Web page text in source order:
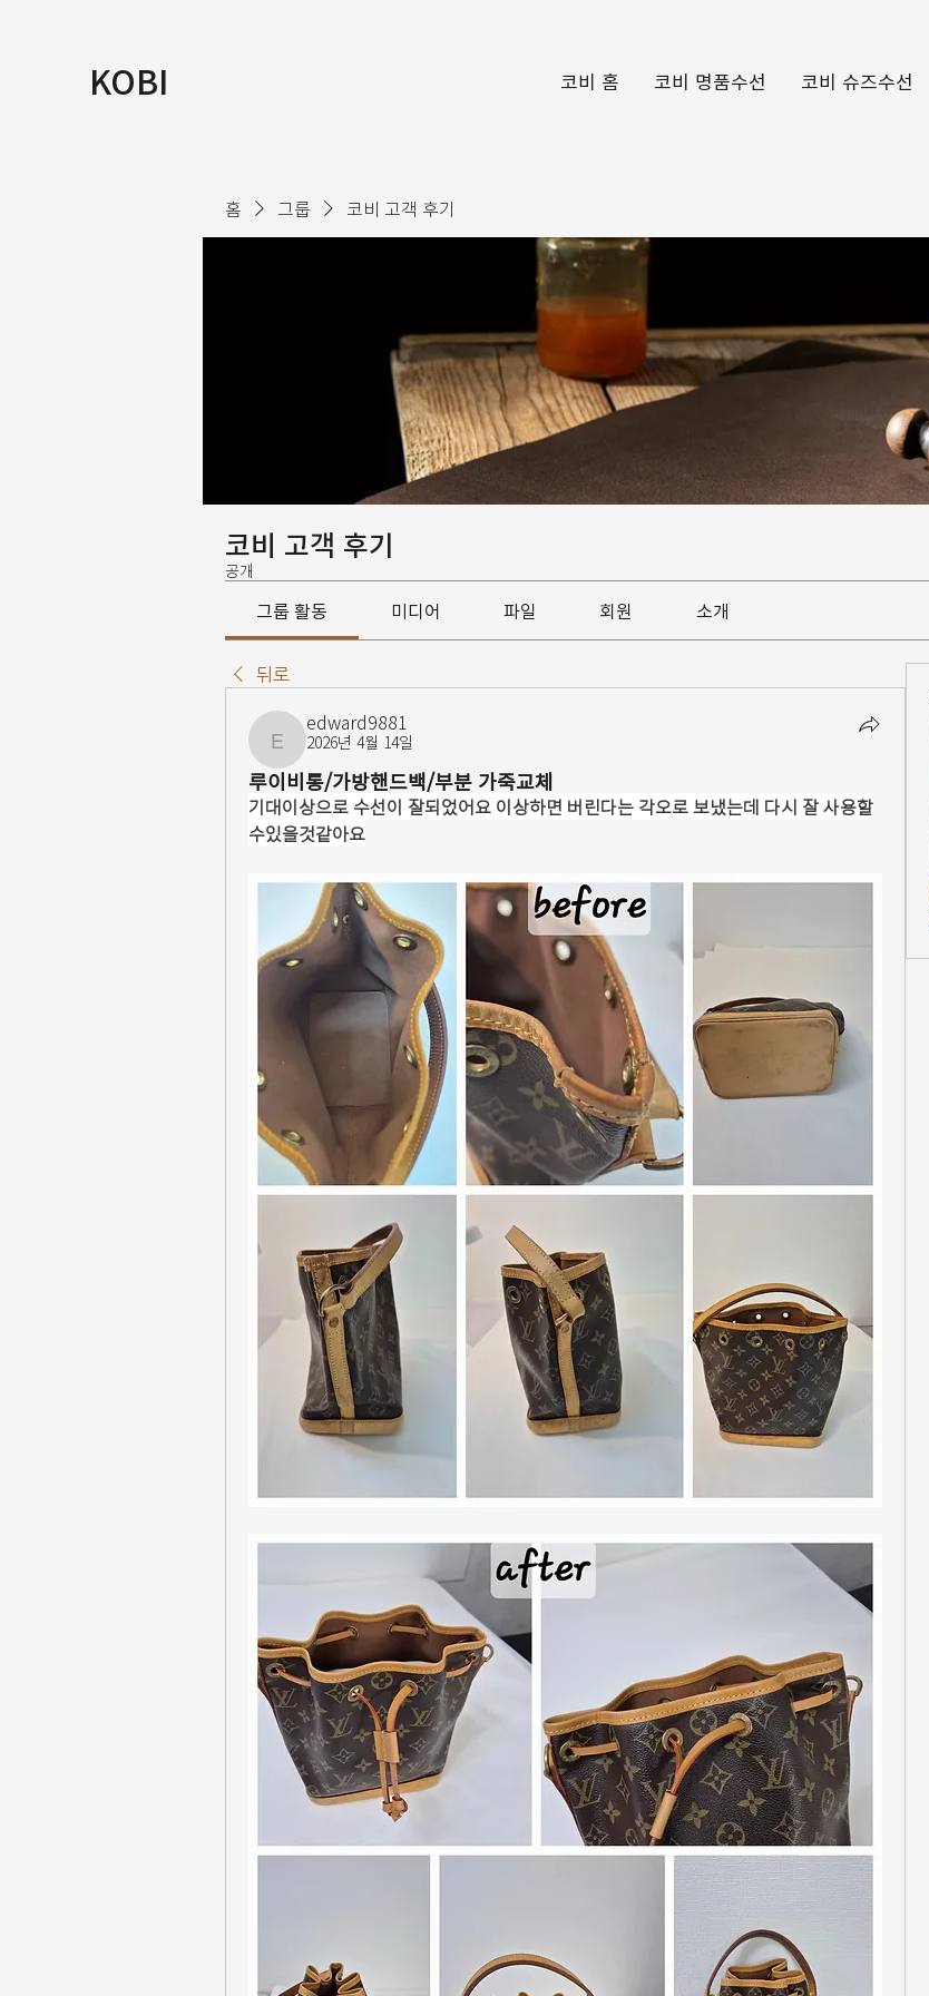
KOBI 코비 홈 코비 명품수선 코비 슈즈수선
홈 그룹 코비 고객 후기
코비 고객 후기
공개
그룹 활동 미디어 파일 회원 소개
뒤로
edward9881
edward9881
2026년 4월 14일
루이비통/가방핸드백/부분 가죽교체
기대이상으로 수선이 잘되었어요 이상하면 버린다는 각오로 보냈는데 다시 잘 사용할
수있을것같아요